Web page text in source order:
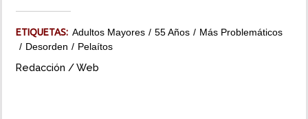
ETIQUETAS: Adultos Mayores 55 Años
Más Problemáticos
Desorden
Pelaítos
Redacción / Web